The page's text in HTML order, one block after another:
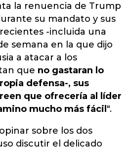
la renuencia de Trump
su mandato y sus
-incluida una
semana en la que dijo
a atacar a los
que no gastaran lo
defensa-, sus
que ofrecería al líder
mucho más fácil ".
sobre los dos
discutir el delicado